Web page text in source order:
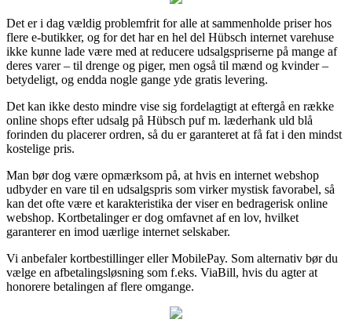
Det er i dag vældig problemfrit for alle at sammenholde priser hos
flere e-butikker, og for det har en hel del Hübsch internet varehuse
ikke kunne lade være med at reducere udsalgspriserne på mange af
deres varer – til drenge og piger, men også til mænd og kvinder –
betydeligt, og endda nogle gange yde gratis levering.
Det kan ikke desto mindre vise sig fordelagtigt at eftergå en række
online shops efter udsalg på Hübsch puf m. læderhank uld blå
forinden du placerer ordren, så du er garanteret at få fat i den mindst
kostelige pris.
Man bør dog være opmærksom på, at hvis en internet webshop
udbyder en vare til en udsalgspris som virker mystisk favorabel, så
kan det ofte være et karakteristika der viser en bedragerisk online
webshop. Kortbetalinger er dog omfavnet af en lov, hvilket
garanterer en imod uærlige internet selskaber.
Vi anbefaler kortbestillinger eller MobilePay. Som alternativ bør du
vælge en afbetalingsløsning som f.eks. ViaBill, hvis du agter at
honorere betalingen af flere omgange.